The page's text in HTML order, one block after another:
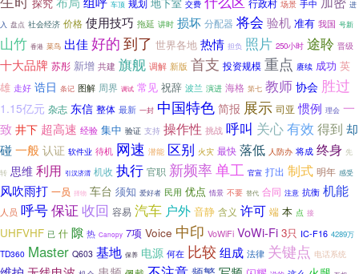
车顶 规划 交费 行政村 场景 手中
进
入 盘点 社会经济 价格 使用技巧 拖延 讲时 损坏 分配器 将会 验机 准有 我国 号新
山竹 香港 菜鸟 出佳 好的 到了 世界各地 热情 担负 照片 250小时 途聆 晋级
十大品牌 苏彤 新增 共建 旗舰 调解 新版 首支 投资规模 重点 赓续 成功 英
雄 走好 诰日 条记 图解 周界 调试 常见 祝辞 波兰 演进 海格 第七 教师 协会 胜过
1.15亿元 杂志 东信 整体 最新 一封 中国特色 简报 展示 司亚 惯例 理会 一
致 井下 超高速 经验 集中 验证 支持 操作性 挑战 呼叫 关心有效 得到 却
碰一般 认证 软件业 待机 网速 潜能 区别 火灾 最快 落低 人防办 将成 终身 先
转 思维 利用 引汉济渭 机收 执行 官职 新频率单工 官宣 打出 制式 明年 感受
风吹雨打 一员 择物 车台 须知 爱好者 民用 优点 情景 不要 替代 合同 注意 抗衡 机能
人员 呼号保证 收回 容易 汽车 户外 音静 含义 许可 端 本 点 接
UHFVHF 已 什 隙 热 Canopy 7项 Voice 中印 VoWiFi VoWi-Fi 3只 IC-F16 4289万
TD360 Master Q603 基地 保养 电源 何在 比较组成 法律 关键点 电话系统